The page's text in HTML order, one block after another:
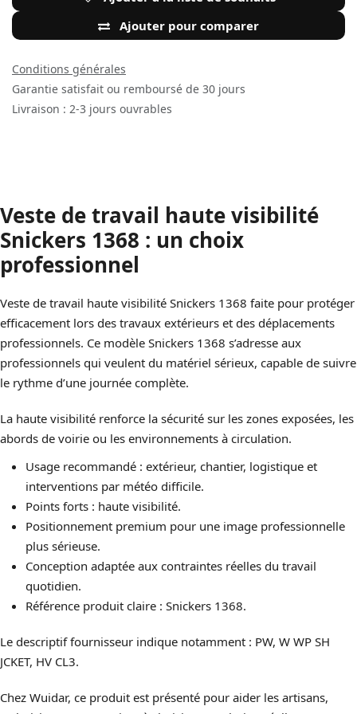
Ajouter pour comparer
Conditions générales
Garantie satisfait ou remboursé de 30 jours
Livraison : 2-3 jours ouvrables
Veste de travail haute visibilité
Snickers 1368 : un choix
professionnel
Veste de travail haute visibilité Snickers 1368 faite pour protéger
efficacement lors des travaux extérieurs et des déplacements
professionnels. Ce modèle Snickers 1368 s’adresse aux
professionnels qui veulent du matériel sérieux, capable de suivre
le rythme d’une journée complète.
La haute visibilité renforce la sécurité sur les zones exposées, les
abords de voirie ou les environnements à circulation.
Usage recommandé : extérieur, chantier, logistique et
interventions par météo difficile.
Points forts : haute visibilité.
Positionnement premium pour une image professionnelle
plus sérieuse.
Conception adaptée aux contraintes réelles du travail
quotidien.
Référence produit claire : Snickers 1368.
Le descriptif fournisseur indique notamment : PW, W WP SH
JCKET, HV CL3.
Chez Wuidar, ce produit est présenté pour aider les artisans,